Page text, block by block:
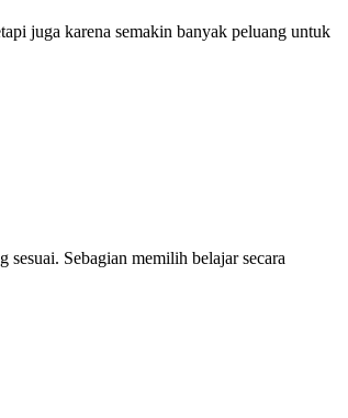
juga karena semakin banyak peluang untuk
Sebagian memilih belajar secara